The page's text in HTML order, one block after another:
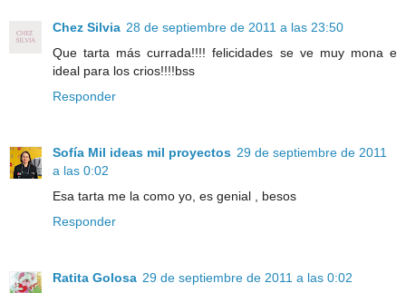
Chez Silvia 28 de septiembre de 2011 a las 23:50
Que tarta más currada!!!! felicidades se ve muy mona e
ideal para los crios!!!!bss
Responder
Sofía Mil ideas mil proyectos 29 de septiembre de 2011
a las 0:02
Esa tarta me la como yo, es genial , besos
Responder
Ratita Golosa 29 de septiembre de 2011 a las 0:02